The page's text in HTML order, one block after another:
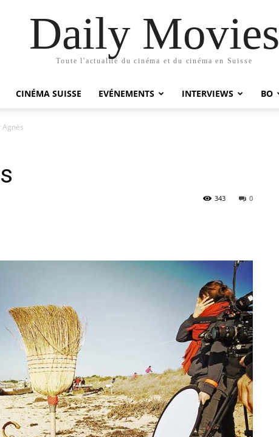
Daily Movies
Toute l'actualité du cinéma et du cinéma en Suisse
CINÉMA SUISSE EVÉNEMENTS INTERVIEWS BO
0
343